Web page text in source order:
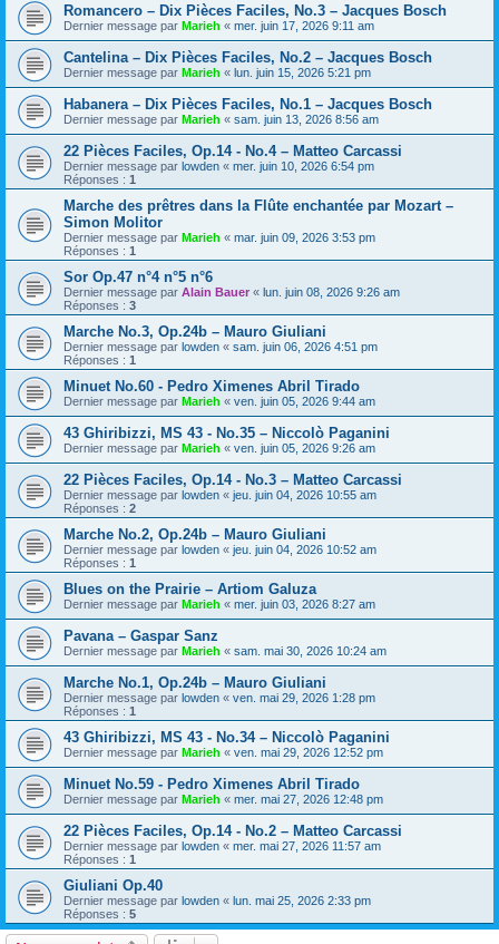
Romancero – Dix Pièces Faciles, No.3 – Jacques Bosch
Dernier message par Marieh « mer. juin 17, 2026 9:11 am
Cantelina – Dix Pièces Faciles, No.2 – Jacques Bosch
Dernier message par Marieh « lun. juin 15, 2026 5:21 pm
Habanera – Dix Pièces Faciles, No.1 – Jacques Bosch
Dernier message par Marieh « sam. juin 13, 2026 8:56 am
22 Pièces Faciles, Op.14 - No.4 – Matteo Carcassi
Dernier message par lowden « mer. juin 10, 2026 6:54 pm
Réponses : 1
Marche des prêtres dans la Flûte enchantée par Mozart –
Simon Molitor
Dernier message par Marieh « mar. juin 09, 2026 3:53 pm
Réponses : 1
Sor Op.47 n°4 n°5 n°6
Dernier message par Alain Bauer « lun. juin 08, 2026 9:26 am
Réponses : 3
Marche No.3, Op.24b – Mauro Giuliani
Dernier message par lowden « sam. juin 06, 2026 4:51 pm
Réponses : 1
Minuet No.60 - Pedro Ximenes Abril Tirado
Dernier message par Marieh « ven. juin 05, 2026 9:44 am
43 Ghiribizzi, MS 43 - No.35 – Niccolò Paganini
Dernier message par Marieh « ven. juin 05, 2026 9:26 am
22 Pièces Faciles, Op.14 - No.3 – Matteo Carcassi
Dernier message par lowden « jeu. juin 04, 2026 10:55 am
Réponses : 2
Marche No.2, Op.24b – Mauro Giuliani
Dernier message par lowden « jeu. juin 04, 2026 10:52 am
Réponses : 1
Blues on the Prairie – Artiom Galuza
Dernier message par Marieh « mer. juin 03, 2026 8:27 am
Pavana – Gaspar Sanz
Dernier message par Marieh « sam. mai 30, 2026 10:24 am
Marche No.1, Op.24b – Mauro Giuliani
Dernier message par lowden « ven. mai 29, 2026 1:28 pm
Réponses : 1
43 Ghiribizzi, MS 43 - No.34 – Niccolò Paganini
Dernier message par Marieh « ven. mai 29, 2026 12:52 pm
Minuet No.59 - Pedro Ximenes Abril Tirado
Dernier message par Marieh « mer. mai 27, 2026 12:48 pm
22 Pièces Faciles, Op.14 - No.2 – Matteo Carcassi
Dernier message par lowden « mer. mai 27, 2026 11:57 am
Réponses : 1
Giuliani Op.40
Dernier message par lowden « lun. mai 25, 2026 2:33 pm
Réponses : 5